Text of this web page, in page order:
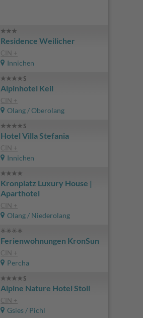
Residence Weilicher
CIN +
Innichen
Alpinhotel Keil
CIN +
Olang / Oberolang
Hotel Villa Stefania
CIN +
Innichen
Kronplatz Luxury House |
Aparthotel
CIN +
Olang / Niederolang
Ferienwohnungen KronSun
CIN +
Percha
Alpine Nature Hotel Stoll
CIN +
Gsies / Pichl